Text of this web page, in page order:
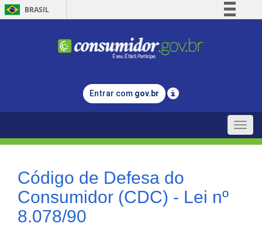
BRASIL
Comunica BR
Legislação
Entrar com gov.br
Toggle
Código de Defesa do
Consumidor (CDC) - Lei nº
8.078/90